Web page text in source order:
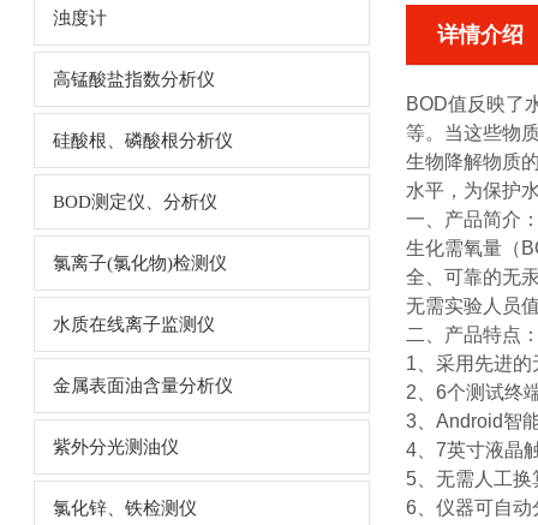
浊度计
高锰酸盐指数分析仪
硅酸根、磷酸根分析仪
BOD测定仪、分析仪
氯离子(氯化物)检测仪
水质在线离子监测仪
金属表面油含量分析仪
紫外分光测油仪
氯化锌、铁检测仪
详情介绍
BOD值反映了
等。当这些物
生物降解物质
水平，为保护
一、产品简介
生化需氧量（
全、可靠的无
无需实验人员
二、产品特点
1、采用先进
2、6个测试终
3、Android智
4、7英寸液晶
5、无需人工
6、仪器可自动